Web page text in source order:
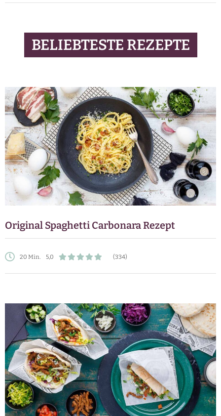
BELIEBTESTE REZEPTE
Original Spaghetti Carbonara Rezept
20 Min. 5,0 (334)